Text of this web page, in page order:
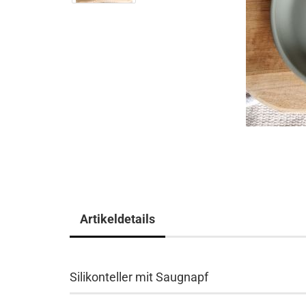
Artikeldetails
Silikonteller mit Saugnapf